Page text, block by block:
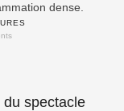
dense.
du spectacle